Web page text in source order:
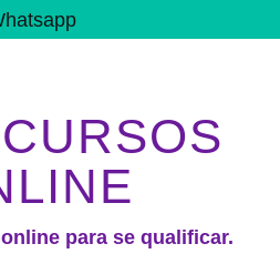
para se qualificar.